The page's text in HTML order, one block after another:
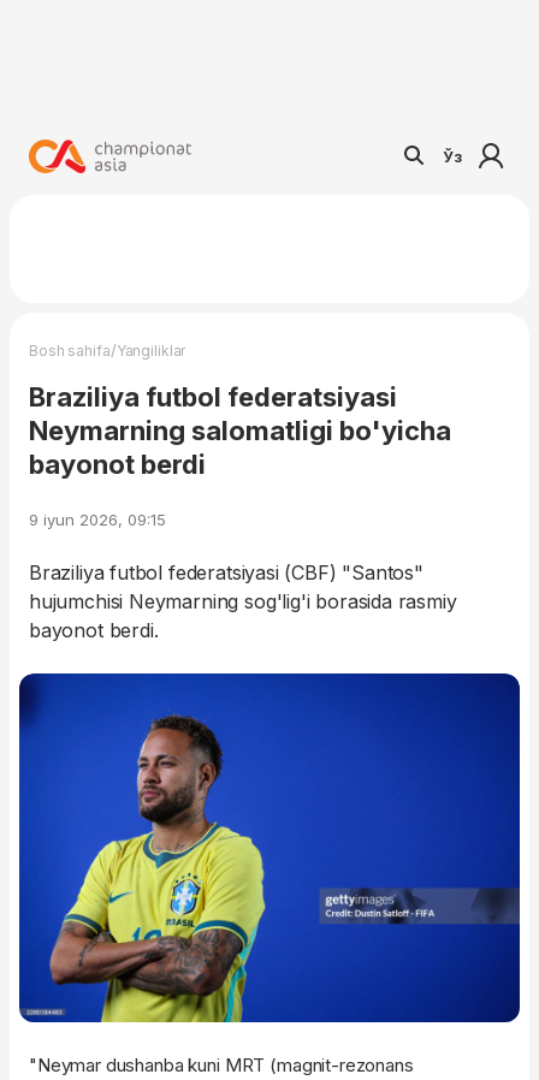
Ўз
Bosh sahifa/Yangiliklar
Braziliya futbol federatsiyasi
Neymarning salomatligi bo'yicha
bayonot berdi
9 iyun 2026, 09:15
Braziliya futbol federatsiyasi (CBF) "Santos"
hujumchisi Neymarning sog'lig'i borasida rasmiy
bayonot berdi.
"Neymar dushanba kuni MRT (magnit-rezonans